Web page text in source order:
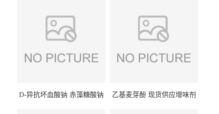
D-异抗坏血酸钠 赤藻糖酸钠
乙基麦芽酚 现货供应增味剂